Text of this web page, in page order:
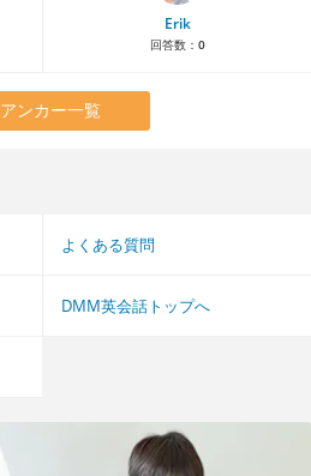
Erik
回答数： 0
アンカー一覧
よくある質問
DMM英会話トップへ